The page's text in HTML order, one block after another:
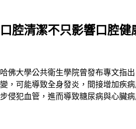
口腔清潔不只影響口腔健
哈佛大學公共衛生學院曾發布專文指
變，可能導致全身發炎，間接增加疾
步侵犯血管，進而導致糖尿病與心臟病